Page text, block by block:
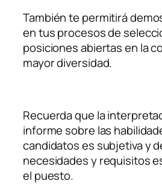
También te permitirá
en tus procesos de
posiciones abiertas en la
mayor diversidad.
Recuerda que la
informe sobre las
candidatos es subjetiva y
necesidades y requisitos
el puesto.